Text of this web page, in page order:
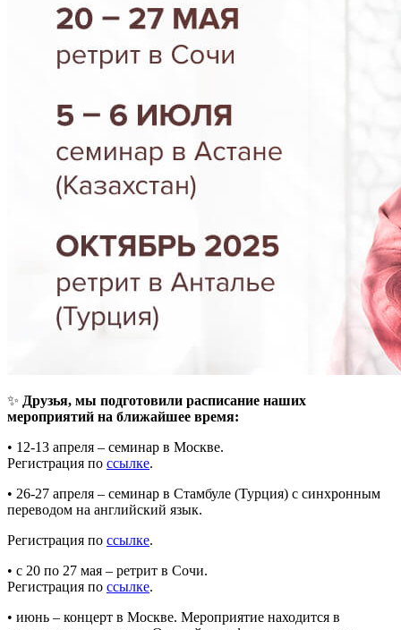
✨ Друзья, мы подготовили расписание наших
мероприятий на ближайшее время:
• 12-13 апреля – семинар в Москве.
Регистрация по ссылке.
• 26-27 апреля – семинар в Стамбуле (Турция) с синхронным
переводом на английский язык.
Регистрация по ссылке.
• с 20 по 27 мая – ретрит в Сочи.
Регистрация по ссылке.
• июнь – концерт в Москве. Мероприятие находится в